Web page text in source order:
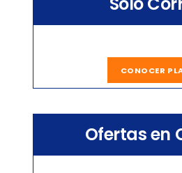
CONOCER
Ofertas en